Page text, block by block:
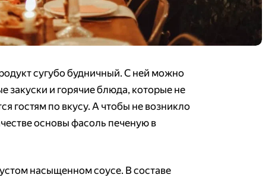
сугубо будничный. С ней можно
закуски и горячие блюда, которые не
гостям по вкусу. А чтобы не возникло
основы фасоль печеную в
насыщенном соусе. В составе